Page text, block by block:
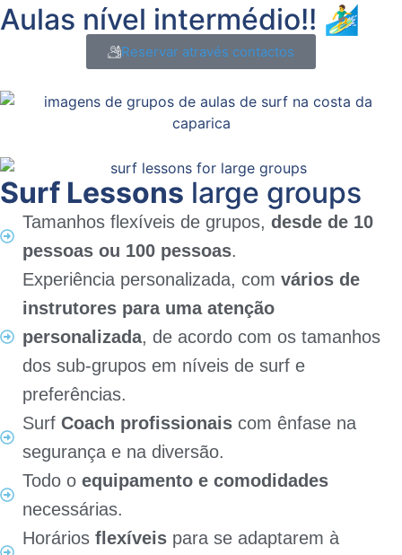
Aulas nível intermédio!! 🏄‍♂️
Reservar através contactos
Surf Lessons large groups
Tamanhos flexíveis de grupos, desde de 10
pessoas ou 100 pessoas.
Experiência personalizada, com vários de
instrutores para uma atenção
personalizada, de acordo com os tamanhos
dos sub-grupos em níveis de surf e
preferências.
Surf Coach profissionais com ênfase na
segurança e na diversão.
Todo o equipamento e comodidades
necessárias.
Horários flexíveis para se adaptarem à